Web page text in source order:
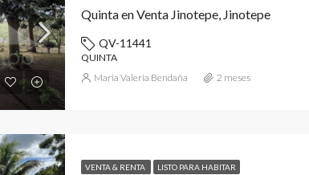
Quinta en Venta Jinotepe, Jinotepe
QV-11441
QUINTA
Maria Valeria Bendaña 2 meses
VENTA & RENTA LISTO PARA HABITAR